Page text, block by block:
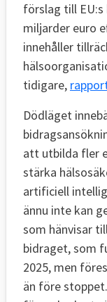
förslag till EU:s
miljarder euro
innehåller
tidigare,
Dödläget
att utbilda fler
stärka
artificiell
ännu inte kan
som hänvisar
bidraget, som
2025, men
än före